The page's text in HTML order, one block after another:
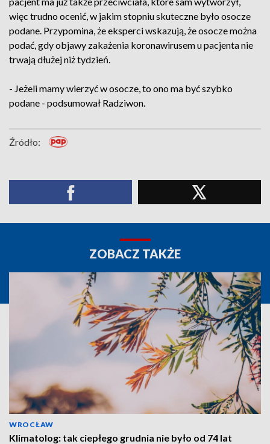
więc trudno ocenić, w jakim stopniu skuteczne było osocze
podane. Przypomina, że eksperci wskazują, że osocze można
podać, gdy objawy zakażenia koronawirusem u pacjenta nie
trwają dłużej niż tydzień.
- Jeżeli mamy wierzyć w osocze, to ono ma być szybko
podane - podsumował Radziwon.
Źródło:
ZOBACZ TAKŻE
WROCŁAW
Klimatolog: tak ciepłego grudnia nie było od 74 lat